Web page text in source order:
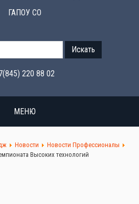
ГАПОУ СО
Искать
220 88 02
МЕНЮ
Новости
Новости Профессионалы
Высоких технологий